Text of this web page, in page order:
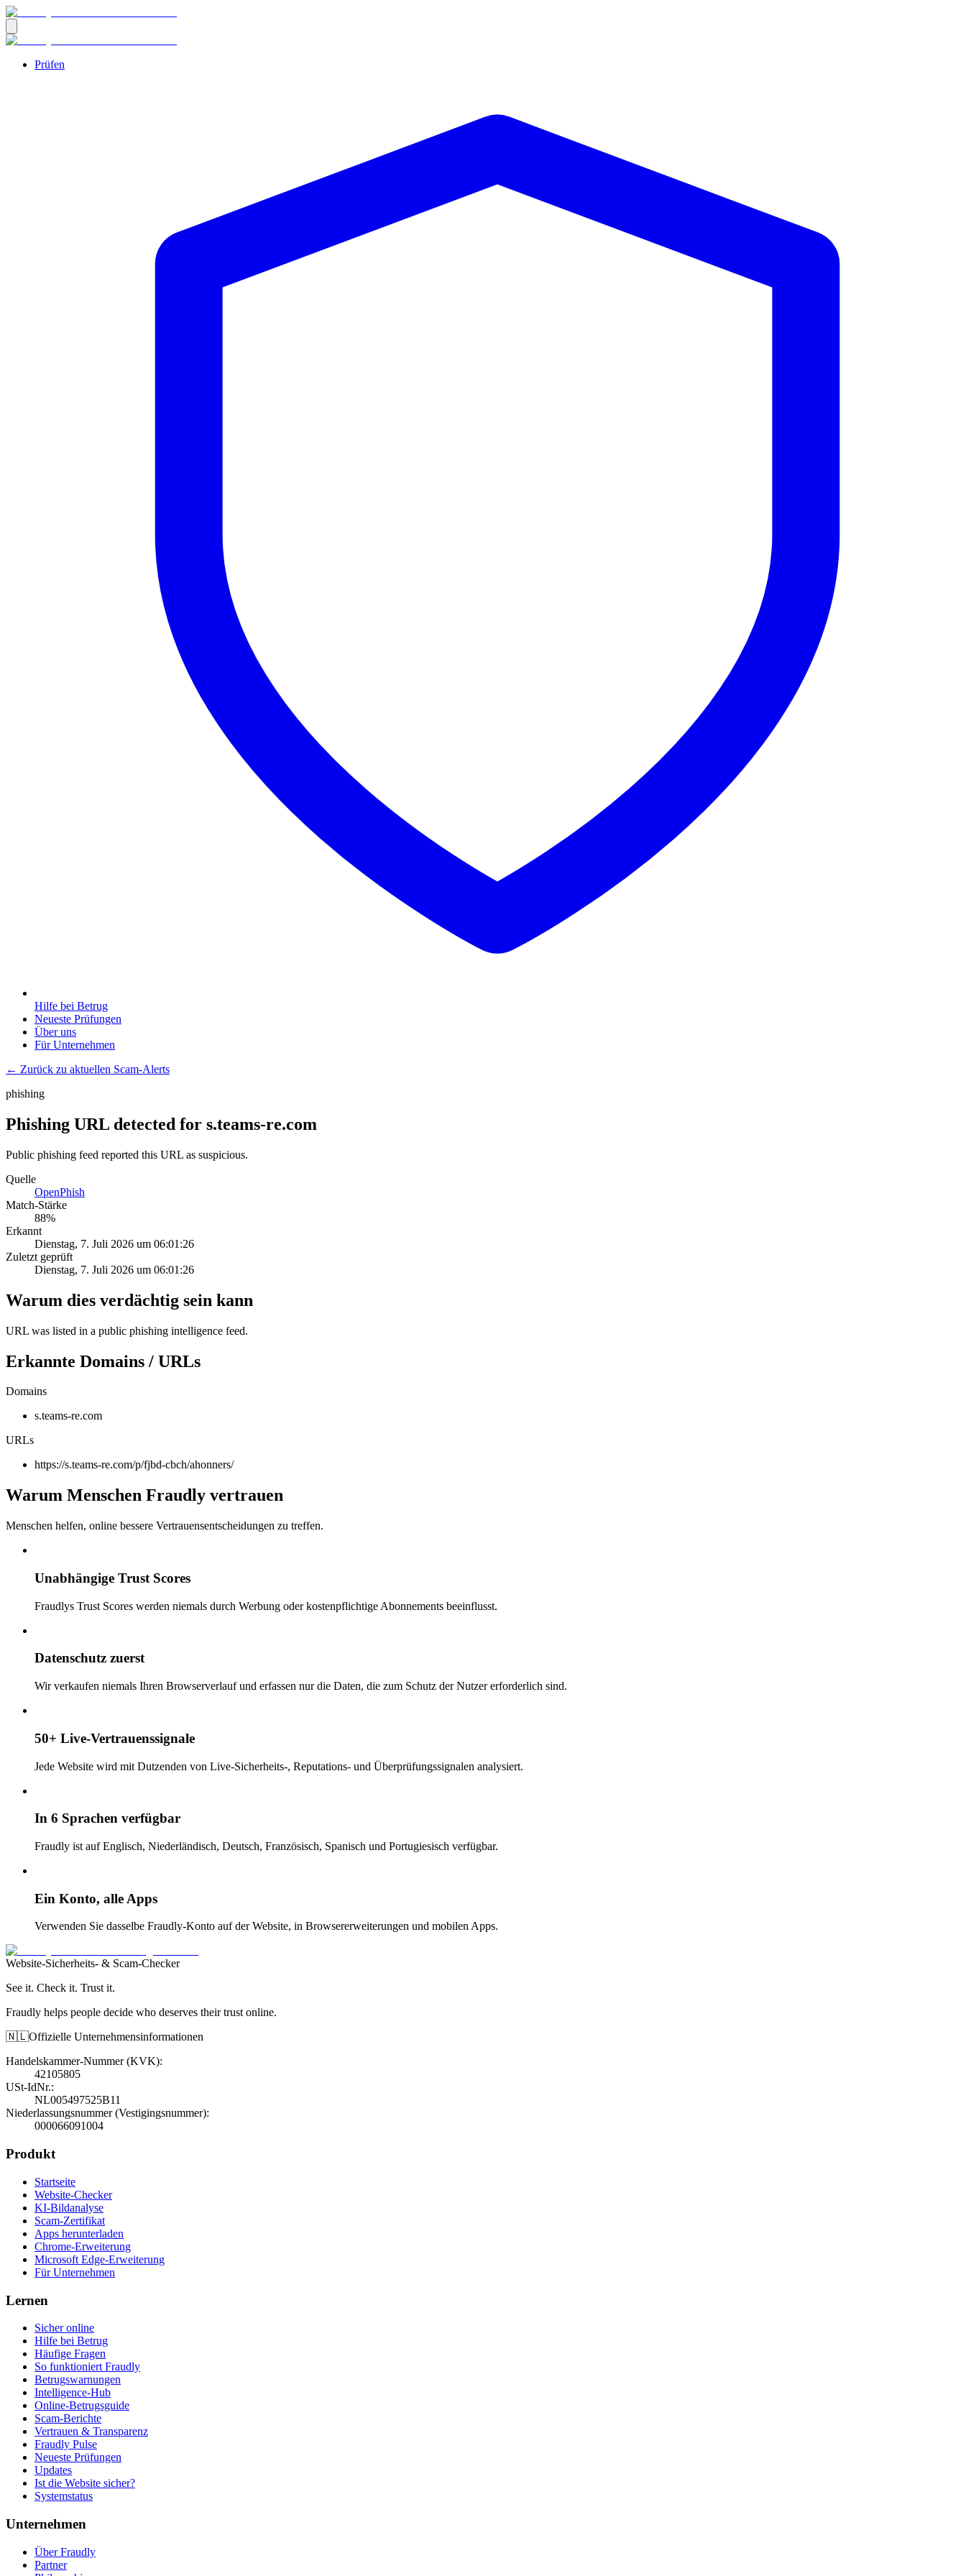
Prüfen
Hilfe bei Betrug
Neueste Prüfungen
Über uns
Für Unternehmen
← Zurück zu aktuellen Scam-Alerts
phishing
Phishing URL detected for s.teams-re.com
Public phishing feed reported this URL as suspicious.
Quelle
OpenPhish
Match-Stärke
88%
Erkannt
Dienstag, 7. Juli 2026 um 06:01:26
Zuletzt geprüft
Dienstag, 7. Juli 2026 um 06:01:26
Warum dies verdächtig sein kann
URL was listed in a public phishing intelligence feed.
Erkannte Domains / URLs
Domains
s.teams-re.com
URLs
https://s.teams-re.com/p/fjbd-cbch/ahonners/
Warum Menschen Fraudly vertrauen
Menschen helfen, online bessere Vertrauensentscheidungen zu treffen.
Unabhängige Trust Scores
Fraudlys Trust Scores werden niemals durch Werbung oder kostenpflichtige Abonnements beeinflusst.
Datenschutz zuerst
Wir verkaufen niemals Ihren Browserverlauf und erfassen nur die Daten, die zum Schutz der Nutzer erforderlich sind.
50+ Live-Vertrauenssignale
Jede Website wird mit Dutzenden von Live-Sicherheits-, Reputations- und Überprüfungssignalen analysiert.
In 6 Sprachen verfügbar
Fraudly ist auf Englisch, Niederländisch, Deutsch, Französisch, Spanisch und Portugiesisch verfügbar.
Ein Konto, alle Apps
Verwenden Sie dasselbe Fraudly-Konto auf der Website, in Browsererweiterungen und mobilen Apps.
Website-Sicherheits- & Scam-Checker
See it. Check it. Trust it.
Fraudly helps people decide who deserves their trust online.
🇳🇱Offizielle Unternehmensinformationen
Handelskammer-Nummer (KVK):
42105805
USt-IdNr.:
NL005497525B11
Niederlassungsnummer (Vestigingsnummer):
000066091004
Produkt
Startseite
Website-Checker
KI-Bildanalyse
Scam-Zertifikat
Apps herunterladen
Chrome-Erweiterung
Microsoft Edge-Erweiterung
Für Unternehmen
Lernen
Sicher online
Hilfe bei Betrug
Häufige Fragen
So funktioniert Fraudly
Betrugswarnungen
Intelligence-Hub
Online-Betrugsguide
Scam-Berichte
Vertrauen & Transparenz
Fraudly Pulse
Neueste Prüfungen
Updates
Ist die Website sicher?
Systemstatus
Unternehmen
Über Fraudly
Partner